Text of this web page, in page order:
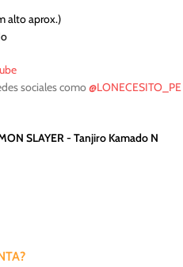
alto aprox.)
sociales como@LONECESITO_PE
SLAYER - Tanjiro Kamado N